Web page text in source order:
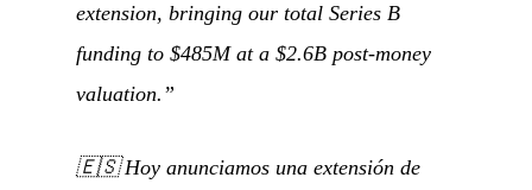
extension, bringing our total Series B
funding to $485M at a $2.6B post-money
valuation.”
🇪🇸Hoy anunciamos una extensión de